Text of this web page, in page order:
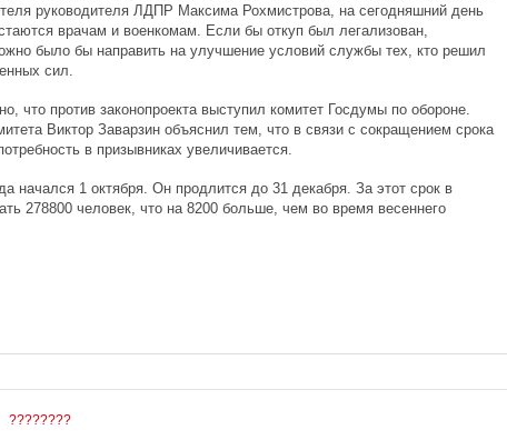
руководителя ЛДПР Максима Рохмистрова, на сегодняшний день
врачам и военкомам. Если бы откуп был легализован,
было бы направить на улучшение условий службы тех, кто решил
сил.
что против законопроекта выступил комитет Госдумы по обороне.
Виктор Заварзин объяснил тем, что в связи с сокращением срока
в призывниках увеличивается.
начался 1 октября. Он продлится до 31 декабря. За этот срок в
278800 человек, что на 8200 больше, чем во время весеннего
????????